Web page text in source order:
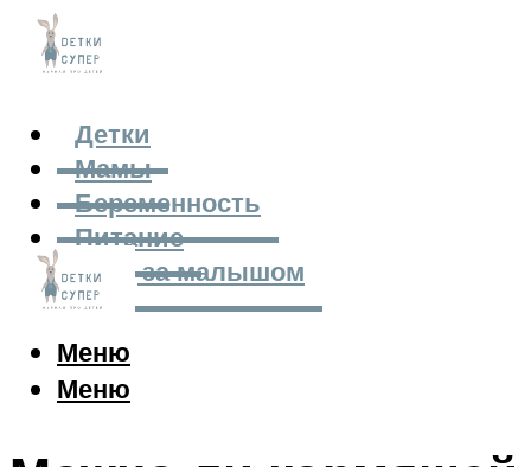
Детки
Мамы
Беременность
Питание
Уход за малышом
Меню
Меню